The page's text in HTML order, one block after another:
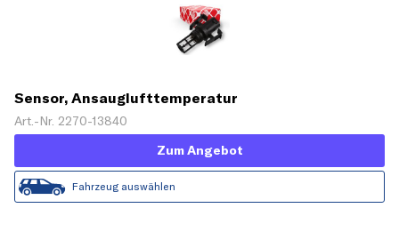
Sensor, Ansauglufttemperatur
Art.-Nr. 2270-13840
Zum Angebot
Fahrzeug auswählen